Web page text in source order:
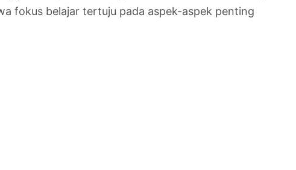
fokus belajar tertuju pada aspek-aspek penting